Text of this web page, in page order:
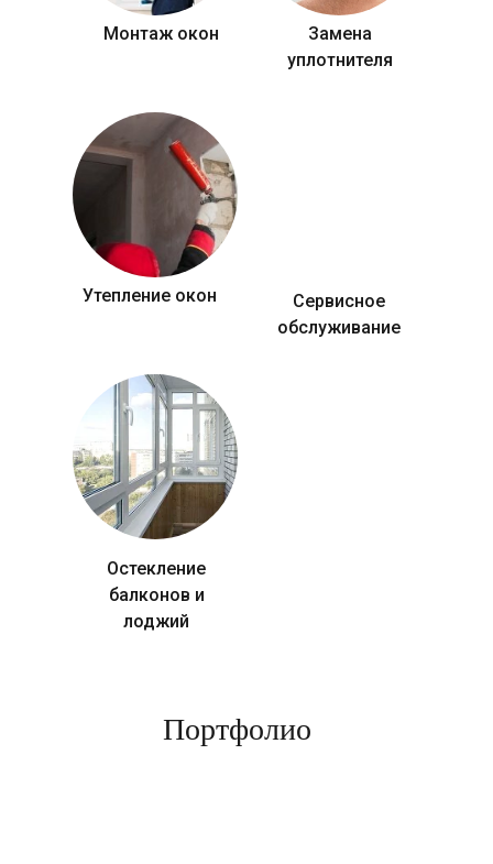
Монтаж окон
Замена
уплотнителя
Утепление окон
Сервисное
обслуживание
Остекление
балконов и
лоджий
Портфолио